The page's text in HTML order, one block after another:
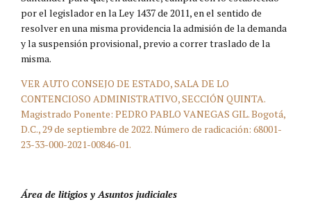
por el legislador en la Ley 1437 de 2011, en el sentido de
resolver en una misma providencia la admisión de la demanda
y la suspensión provisional, previo a correr traslado de la
misma.
VER AUTO CONSEJO DE ESTADO, SALA DE LO
CONTENCIOSO ADMINISTRATIVO, SECCIÓN QUINTA.
Magistrado Ponente: PEDRO PABLO VANEGAS GIL. Bogotá,
D.C., 29 de septiembre de 2022. Número de radicación: 68001-
23-33-000-2021-00846-01.
Área de litigios y Asuntos judiciales